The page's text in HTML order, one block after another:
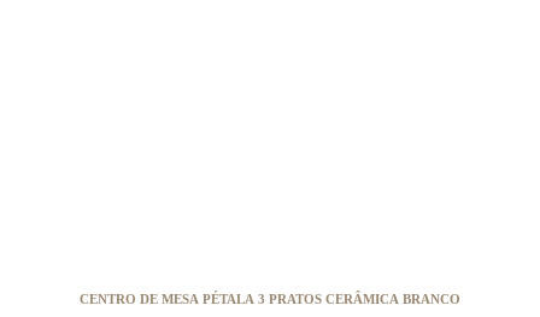
CENTRO DE MESA PÉTALA 3 PRATOS CERÂMICA BRANCO